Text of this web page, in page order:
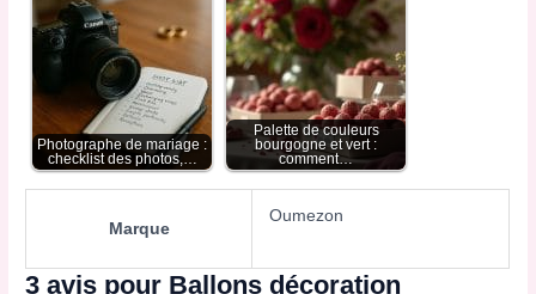
Photographe de mariage :
checklist des photos,…
Palette de couleurs
bourgogne et vert :
comment…
Marque
Oumezon
3 avis pour Ballons décoration